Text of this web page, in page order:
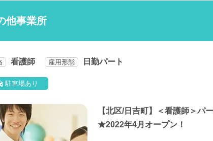
他事業所
看護師 雇用形態 日勤パート
駐車場あり
【北区/日吉町】＜看護師＞パ
★2022年4月オープン！